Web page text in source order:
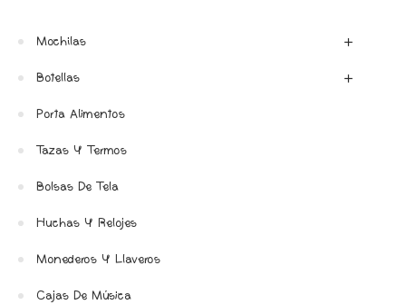
Mochilas
Botellas
Porta Alimentos
Tazas Y Termos
Bolsas De Tela
Huchas Y Relojes
Monederos Y Llaveros
Cajas De Música